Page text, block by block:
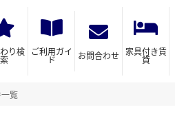
り検
索
ご利用ガイ
ド お問合わせ 家具付き賃
貸
覧